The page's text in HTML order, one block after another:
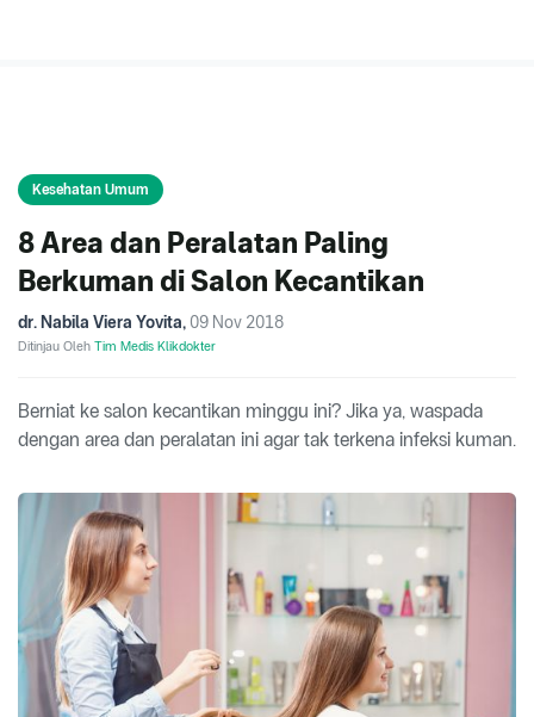
Kesehatan Umum
8 Area dan Peralatan Paling
Berkuman di Salon Kecantikan
dr. Nabila Viera Yovita, 09 Nov 2018
Ditinjau Oleh Tim Medis Klikdokter
Berniat ke salon kecantikan minggu ini? Jika ya, waspada
dengan area dan peralatan ini agar tak terkena infeksi kuman.